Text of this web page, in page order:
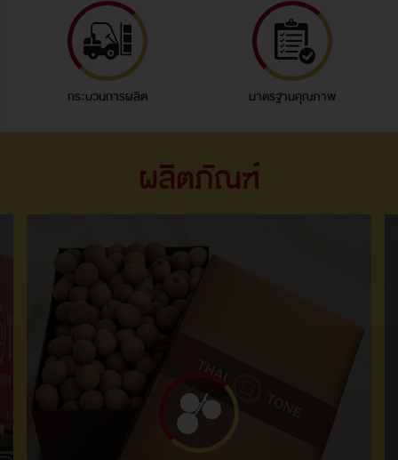
กระบวนการผลิต มาตรฐานคุณภาพ
ผลิตภัณฑ์